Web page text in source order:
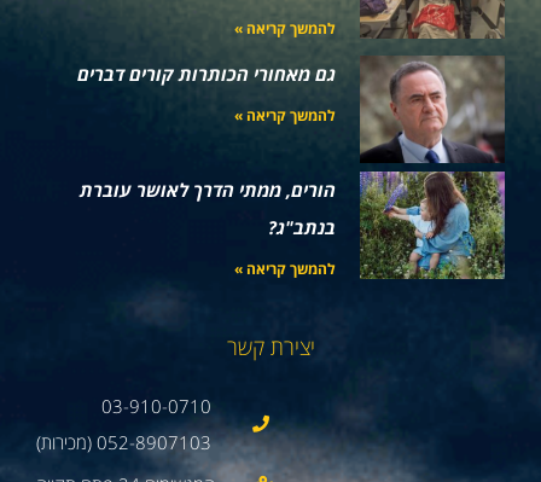
להמשך קריאה »
גם מאחורי הכותרות קורים דברים
להמשך קריאה »
הורים, ממתי הדרך לאושר עוברת
בנתב"ג?
להמשך קריאה »
יצירת קשר
03-910-0710
052-8907103 (מכירות)